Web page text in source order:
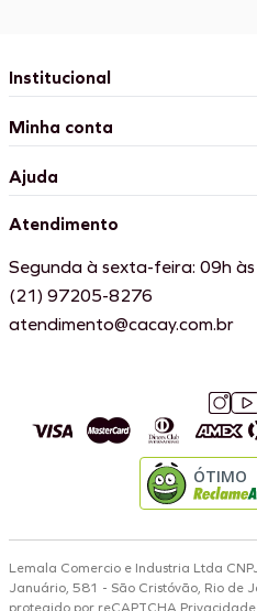
Institucional
Minha conta
Ajuda
Atendimento
Segunda à sexta-feira: 09h
(21) 97205-8276
atendimento@cacay.com.br
ÓTIMO
Lemala Comercio e Industria Ltda
Januário, 581 - São Cristóvão, Rio de
protegido por reCAPTCHA Privacidade